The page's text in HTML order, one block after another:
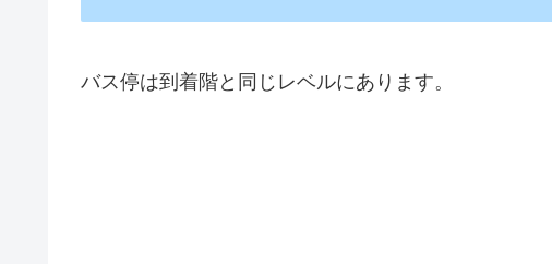
バス停は到着階と同じレベルにあります。